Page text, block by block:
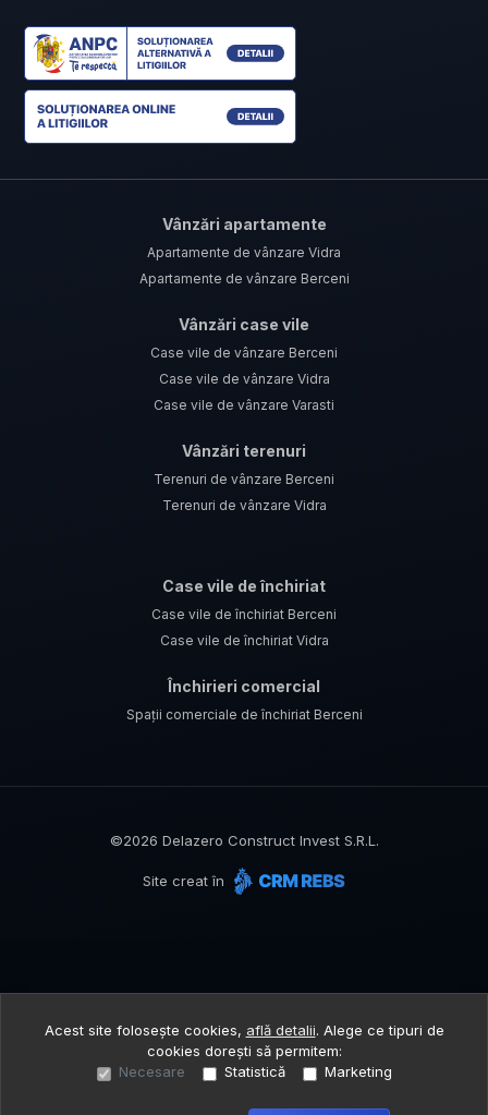
Vânzări apartamente
Apartamente de vânzare Vidra
Apartamente de vânzare Berceni
Vânzări case vile
Case vile de vânzare Berceni
Case vile de vânzare Vidra
Case vile de vânzare Varasti
Vânzări terenuri
Terenuri de vânzare Berceni
Terenuri de vânzare Vidra
Case vile de închiriat
Case vile de închiriat Berceni
Case vile de închiriat Vidra
Închirieri comercial
Spații comerciale de închiriat Berceni
©2026 Delazero Construct Invest S.R.L.
Site creat în
Acest site folosește cookies, află detalii. Alege ce tipuri de
cookies dorești să permitem:
Necesare
Statistică Marketing